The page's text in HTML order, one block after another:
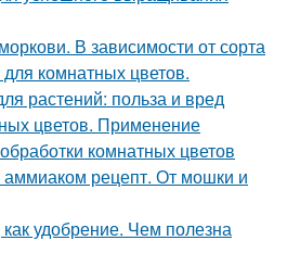
В зависимости от сорта
комнатных цветов.
растений: польза и вред
цветов. Применение
комнатных цветов
аммиаком рецепт. От мошки и
удобрение. Чем полезна